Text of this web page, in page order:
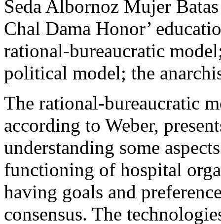
Seda Albornoz Mujer
Chal Dama Honor’
rational-bureaucratic
political model; the
The rational-bureaucratic
according to Weber,
understanding some
functioning of hospital
having goals and
consensus. The